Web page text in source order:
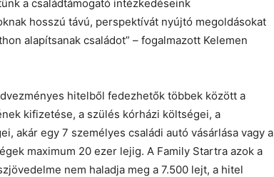
a családtámogató intézkedéseink
hosszú távú, perspektívát nyújtó megoldásokat
alapítsanak családot” – fogalmazott Kelemen
hitelből fedezhetők többek között a
kifizetése, a szülés kórházi költségei, a
akár egy 7 személyes családi autó vásárlása vagy a
maximum 20 ezer lejig. A Family Startra azok a
nem haladja meg a 7.500 lejt, a hitel